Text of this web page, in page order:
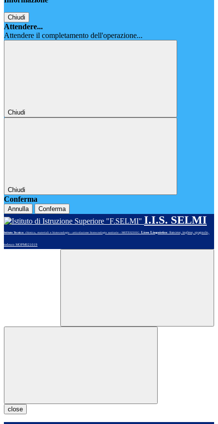
Chiudi
Attendere...
Attendere il completamento dell'operazione...
Chiudi
Chiudi
Conferma
Annulla Conferma
I.I.S. SELMI
Istituto Tecnico: chimica, materiali e biotecnologie - articolazione biotecnologie sanitarie - MOTE02101G Liceo Linguistico: francese, inglese, spagnolo,
tedesco MOPM021019
close